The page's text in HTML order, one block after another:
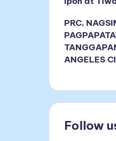
PRC,
ANGELES
Follow